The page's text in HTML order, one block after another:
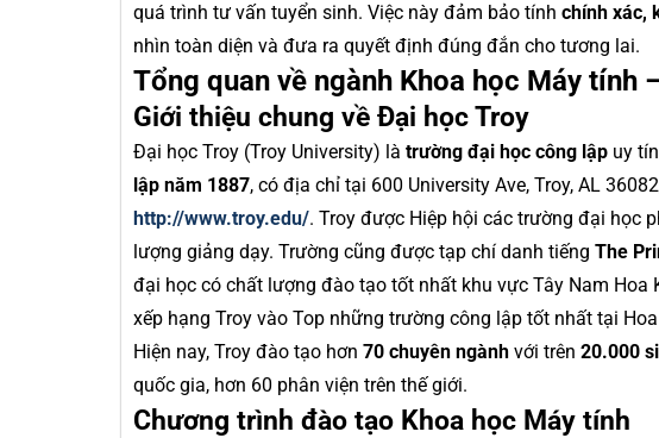
quá trình tư vấn tuyển sinh. Việc này đảm bảo tính chính xác,
nhìn toàn diện và đưa ra quyết định đúng đắn cho tương lai.
Tổng quan về ngành Khoa học Máy tính
Giới thiệu chung về Đại học Troy
Đại học Troy (Troy University) là trường đại học công lập uy
lập năm 1887, có địa chỉ tại 600 University Ave, Troy, AL
http://www.troy.edu/. Troy được Hiệp hội các trường đại học
lượng giảng dạy. Trường cũng được tạp chí danh tiếng The
đại học có chất lượng đào tạo tốt nhất khu vực Tây Nam Hoa
xếp hạng Troy vào Top những trường công lập tốt nhất tại
Hiện nay, Troy đào tạo hơn 70 chuyên ngành với trên 20.000
quốc gia, hơn 60 phân viện trên thế giới.
Chương trình đào tạo Khoa học Máy tính